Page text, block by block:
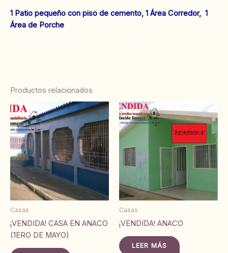
1 Patio pequeño con piso de cemento, 1 Área Corredor, 1
Área de Porche
Productos relacionados
Casas
¡VENDIDA! CASA EN ANACO
(1ERO DE MAYO)
Casas
¡VENDIDA! ANACO
LEER MÁS